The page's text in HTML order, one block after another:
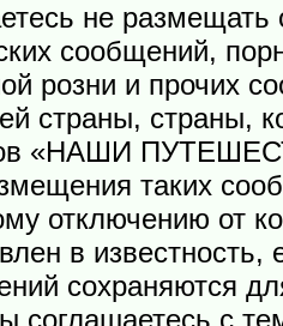
не
сообщений,
розни и прочих
страны, страны,
«НАШИ
таких
отключению от
в
сохраняются
соглашаетесь с